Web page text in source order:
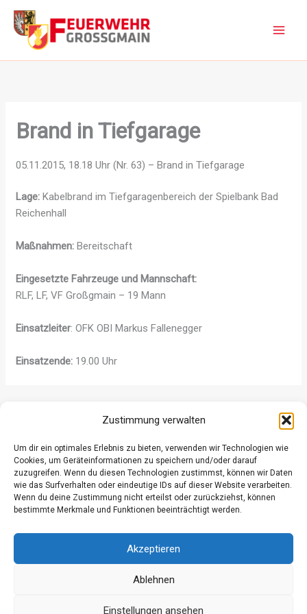
Zustimmung verwalten
Um dir ein optimales Erlebnis zu bieten, verwenden wir Technologien wie
Cookies, um Geräteinformationen zu speichern und/oder darauf
zuzugreifen. Wenn du diesen Technologien zustimmst, können wir Daten
wie das Surfverhalten oder eindeutige IDs auf dieser Website verarbeiten.
Wenn du deine Zustimmung nicht erteilst oder zurückziehst, können
bestimmte Merkmale und Funktionen beeinträchtigt werden.
Akzeptieren
Ablehnen
Einstellungen ansehen
Zum
Inhalt
springen
Brand in Tiefgarage
05.11.2015, 18.18 Uhr (Nr. 63) – Brand in Tiefgarage
Lage: Kabelbrand im Tiefgaragenbereich der Spielbank Bad
Reichenhall
Maßnahmen: Bereitschaft
Eingesetzte Fahrzeuge und Mannschaft:
RLF, LF, VF Großgmain – 19 Mann
Einsatzleiter: OFK OBI Markus Fallenegger
Einsatzende: 19.00 Uhr
Datenschutz
Impressum